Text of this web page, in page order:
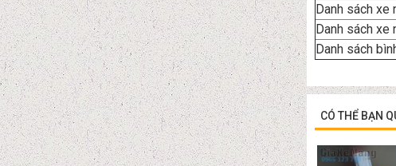
Danh sách xe
Danh sách xe
Danh sách
CÓ THỂ BẠN